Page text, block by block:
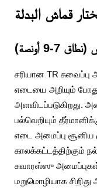
7-9 أونصة)
சரியான TR
எடையை அறியும்
அளவிடப்படுகிறது.
பல்வெறியும்
எடை அமைப்பு சூனிய
காலக்கட்டத்திற்கும்
சுவாரஸ்ஸு
மறுமொழியாக